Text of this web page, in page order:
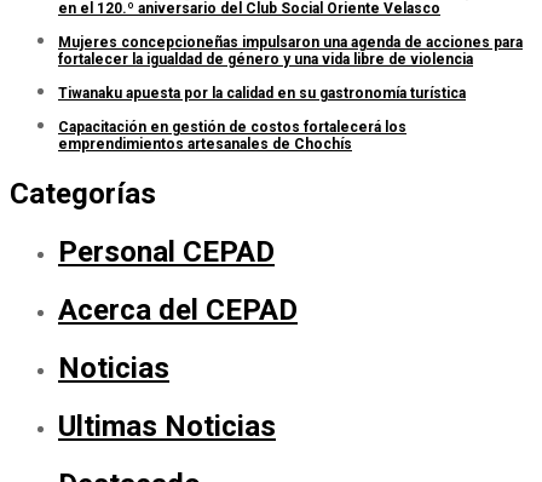
en el 120.º aniversario del Club Social Oriente Velasco
Mujeres concepcioneñas impulsaron una agenda de acciones para
fortalecer la igualdad de género y una vida libre de violencia
Tiwanaku apuesta por la calidad en su gastronomía turística
Capacitación en gestión de costos fortalecerá los
emprendimientos artesanales de Chochís
Categorías
Personal CEPAD
Acerca del CEPAD
Noticias
Ultimas Noticias